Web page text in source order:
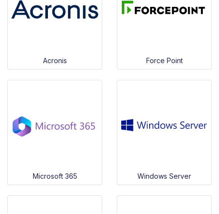
Acronis Force Point
Microsoft 365 Windows Server